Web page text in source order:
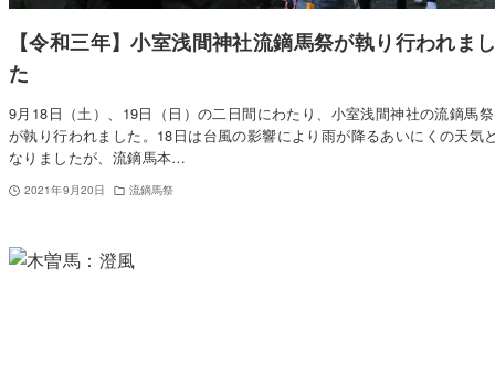
【令和三年】小室浅間神社流鏑馬祭が執り行われま
た
9月18日（土）、19日（日）の二日間にわたり、小室浅間神社の流鏑馬祭
が執り行われました。18日は台風の影響により雨が降るあいにくの天気
なりましたが、流鏑馬本…
2021年9月20日 流鏑馬祭